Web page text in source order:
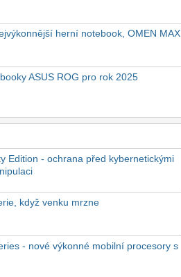
herní notebook, OMEN MAX
ASUS ROG pro rok 2025
Edition - ochrana před kybernetickými
když venku mrzne
- nové výkonné mobilní procesory s